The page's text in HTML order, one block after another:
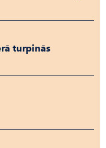
turpinās